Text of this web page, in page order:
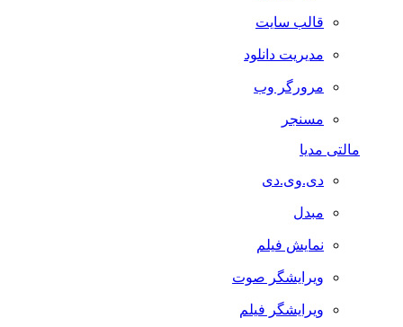
قالب سایت
مدیریت دانلود
مرورگر وب
مسنجر
مالتی مدیا
دی.وی.دی
مبدل
نمایش فیلم
ویرایشگر صوت
ویرایشگر فیلم